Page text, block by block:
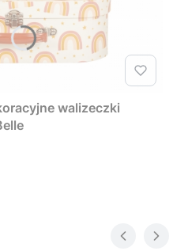
walizeczki